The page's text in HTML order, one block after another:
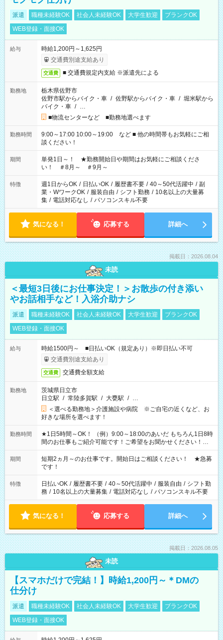
派遣 職種未経験OK 社会人未経験OK 大学生歓迎
ブランクOK
WEB登録・面接OK
給与
時給1,200円～1,625円
交通費別途支給あり
交通費 ■ 交通費規定内支給 ※派遣先による
勤務地
栃木県佐野市
佐野市駅からバイク・車 / 佐野駅からバイク・車 / 堀米駅から
バイク・車 / …
■物流センターなど ■勤務地選べます
勤務時間
9:00～17:00 10:00～19:00 など ■ 他の時間帯もお気軽にご相
談ください！
期間
単発1日～！ ★勤務開始日や期間はお気軽にご相談くださ
い！ ＃8月～ ＃9月～
特徴 週1日からOK / 日払いOK / 履歴書不要 / 40～50代活躍中 / 副
業・WワークOK / 服装自由 / シフト勤務 / 10名以上の大量募
集 / 電話対応なし / パソコンスキル不要
気になる！ 応募する 詳細へ
掲載日：2026.08.04
未読
＜最短3日後にお仕事決定！＞お散歩の付き添い
やお話相手など！入浴介助ナシ
派遣 職種未経験OK 社会人未経験OK 大学生歓迎
ブランクOK
WEB登録・面接OK
給与
時給1500円～ ■日払いOK（規定あり）※即日払い不可
交通費別途支給あり
交通費 交通費全額支給
勤務地
茨城県日立市
日立駅 / 常陸多賀駅 / 大甕駅 / …
＜選べる勤務地＞介護施設や病院 ※ご自宅の近くなど、お
好きな場所を選べます！
勤務時間
★1日5時間～OK！ （例）9:00～18:00のあいだ もちろん1日8時
間のお仕事もご紹介可能です！ご希望をお聞かせください！★
家庭の都合でお休みが必要な場合も遠慮なくご相談ください。
※週最低15時間以上の勤務が必要です
期間
短期2ヵ月～のお仕事です。開始日はご相談ください！ ★急募
です！
特徴 日払いOK / 履歴書不要 / 40～50代活躍中 / 服装自由 / シフト勤
務 / 10名以上の大量募集 / 電話対応なし / パソコンスキル不要
気になる！ 応募する 詳細へ
掲載日：2026.08.05
未読
【スマホだけで完結！】時給1,200円～＊DMの
仕分け
派遣 職種未経験OK 社会人未経験OK 大学生歓迎
ブランクOK
WEB登録・面接OK